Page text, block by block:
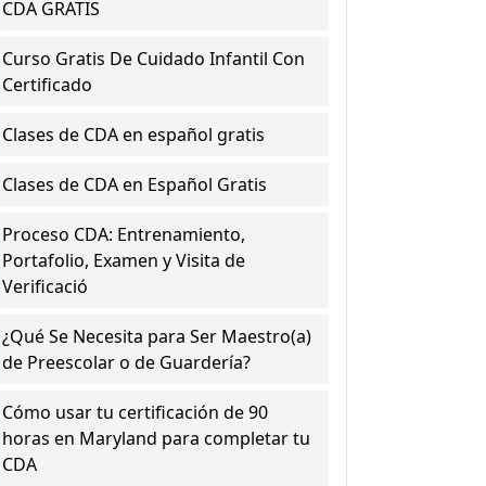
CDA GRATIS
Curso Gratis De Cuidado Infantil Con
Certificado
Clases de CDA en español gratis
Clases de CDA en Español Gratis
Proceso CDA: Entrenamiento,
Portafolio, Examen y Visita de
Verificació
¿Qué Se Necesita para Ser Maestro(a)
de Preescolar o de Guardería?
Cómo usar tu certificación de 90
horas en Maryland para completar tu
CDA